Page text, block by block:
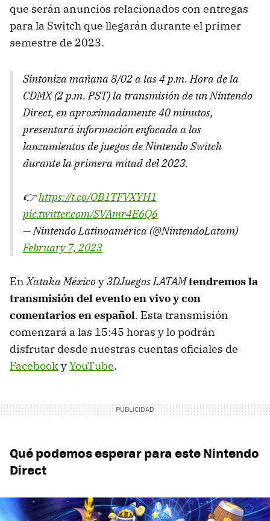
que serán anuncios relacionados con entregas
para la Switch que llegarán durante el primer
semestre de 2023.
Sintoniza mañana 8/02 a las 4 p.m. Hora de la
CDMX (2 p.m. PST) la transmisión de un Nintendo
Direct, en aproximadamente 40 minutos,
presentará información enfocada a los
lanzamientos de juegos de Nintendo Switch
durante la primera mitad del 2023.
👉https://t.co/OB1TFVXYH1
pic.twitter.com/SVAmr4E6Q6
— Nintendo Latinoamérica (@NintendoLatam)
February 7, 2023
EnXataka Méxicoy3DJuegos LATAMtendremos la
transmisión del evento en vivo y con
comentarios en español. Esta transmisión
comenzará a las 15:45 horas y lo podrán
disfrutar desde nuestras cuentas oficiales de
FacebookyYouTube.
Qué podemos esperar para este Nintendo
Direct